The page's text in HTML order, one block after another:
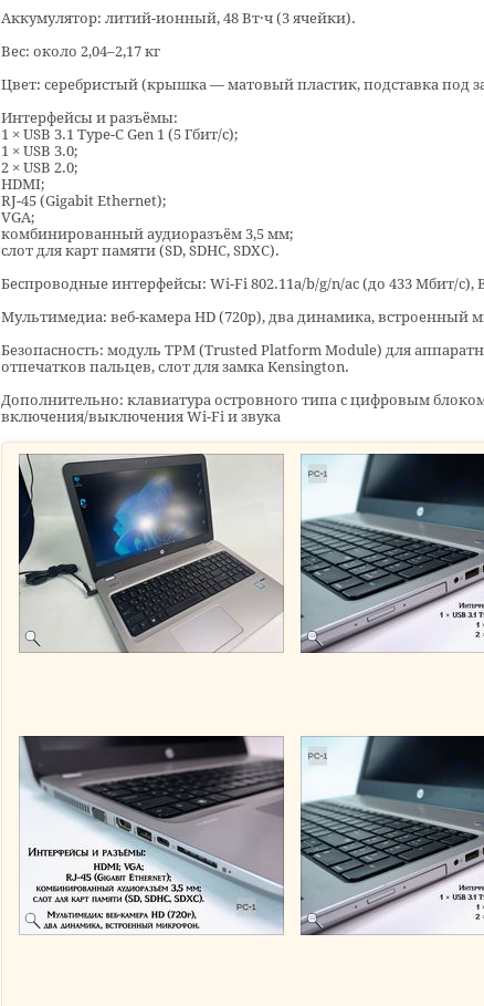
Аккумулятор: литий-ионный, 48 Вт·ч (3 ячейки).
Вес: около 2,04–2,17 кг
Цвет: серебристый (крышка — матовый пластик, подставка под
Интерфейсы и разъёмы:
1 × USB 3.1 Type-C Gen 1 (5 Гбит/с);
1 × USB 3.0;
2 × USB 2.0;
HDMI;
RJ-45 (Gigabit Ethernet);
VGA;
комбинированный аудиоразъём 3,5 мм;
слот для карт памяти (SD, SDHC, SDXC).
Беспроводные интерфейсы: Wi-Fi 802.11a/b/g/n/ac (до 433 Мбит/с),
Мультимедиа: веб-камера HD (720p), два динамика, встроенный
Безопасность: модуль TPM (Trusted Platform Module) для
отпечатков пальцев, слот для замка Kensington.
Дополнительно: клавиатура островного типа с цифровым
включения/выключения Wi-Fi и звука